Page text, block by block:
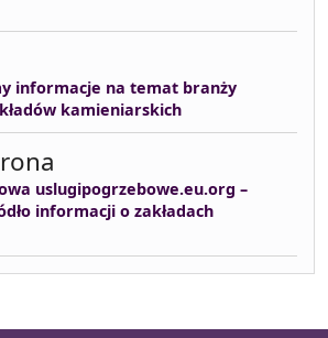
informacje na temat branży
kamieniarskich
uslugipogrzebowe.eu.org –
informacji o zakładach